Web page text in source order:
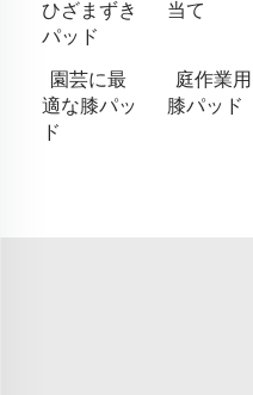
ひざまずき
パッド
当て
園芸に最
適な膝パッ
ド
庭作業用
膝パッド